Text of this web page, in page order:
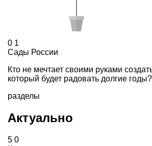
0 1
Сады России
Кто не мечтает своими руками
который будет радовать долгие
разделы
Актуально
5 0